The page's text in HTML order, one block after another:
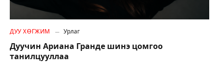
ДУУ ХӨГЖИМ Урлаг
Дуучин Ариана Гранде шинэ цомгоо
танилцууллаа